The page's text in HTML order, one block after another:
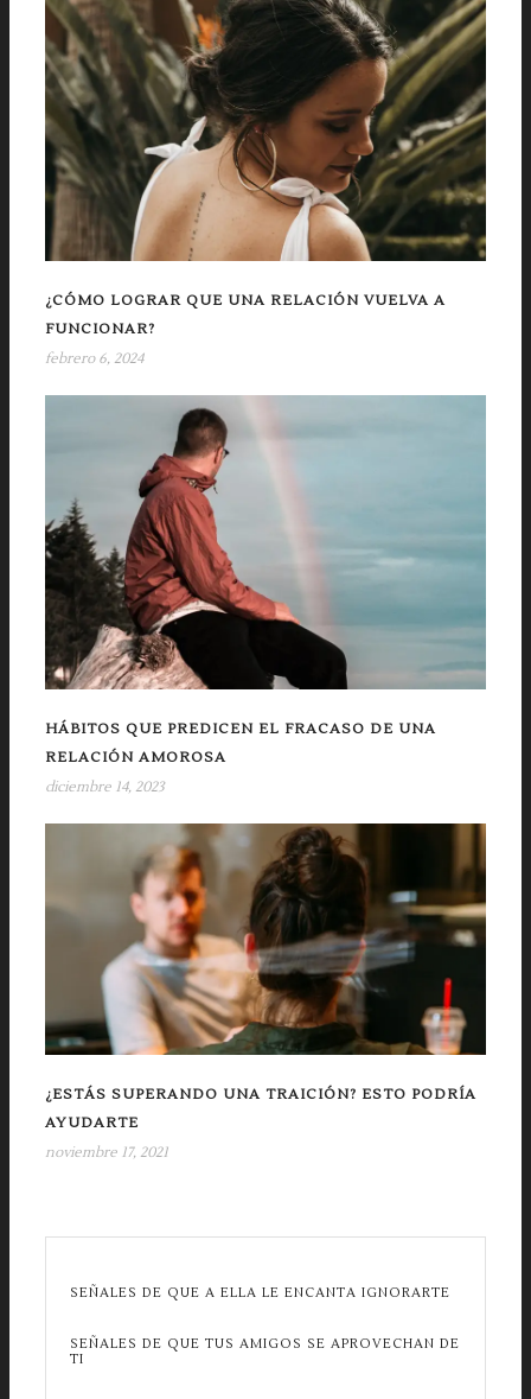
¿CÓMO LOGRAR QUE UNA RELACIÓN VUELVA A
FUNCIONAR?
febrero 6, 2024
HÁBITOS QUE PREDICEN EL FRACASO DE UNA
RELACIÓN AMOROSA
diciembre 14, 2023
¿ESTÁS SUPERANDO UNA TRAICIÓN? ESTO PODRÍA
AYUDARTE
noviembre 17, 2021
SEÑALES DE QUE A ELLA LE ENCANTA IGNORARTE
SEÑALES DE QUE TUS AMIGOS SE APROVECHAN DE
TI